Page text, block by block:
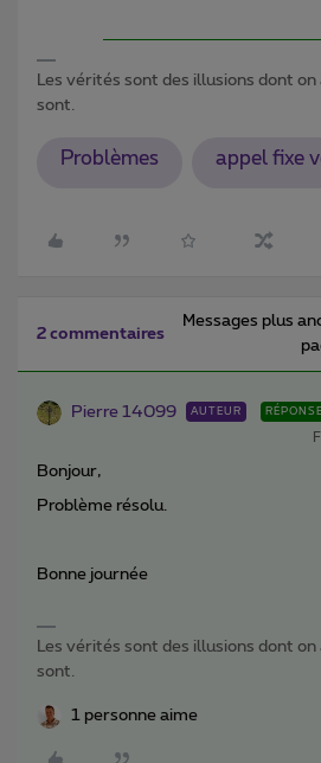
Les vérités sont des illusions dont
sont.
Problèmes appel fixe
2 commentaires
Messages plus
Pierre 14099 AUTEUR RÉPONSE
Bonjour,
Problème résolu.
Bonne journée
Les vérités sont des illusions dont on
sont.
1 personne aime